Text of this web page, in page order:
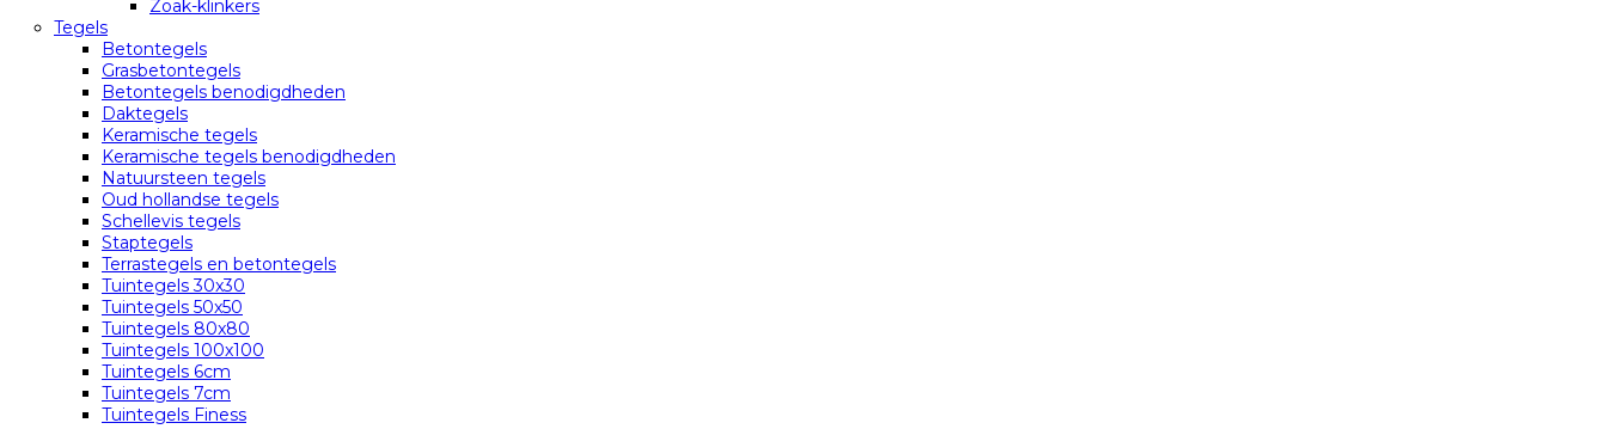
Zoak-klinkers
Tegels
Betontegels
Grasbetontegels
Betontegels benodigdheden
Daktegels
Keramische tegels
Keramische tegels benodigdheden
Natuursteen tegels
Oud hollandse tegels
Schellevis tegels
Staptegels
Terrastegels en betontegels
Tuintegels 30x30
Tuintegels 50x50
Tuintegels 80x80
Tuintegels 100x100
Tuintegels 6cm
Tuintegels 7cm
Tuintegels Finess